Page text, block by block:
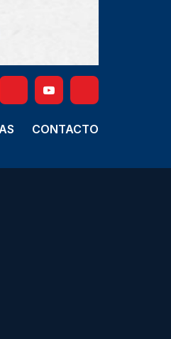
CONTACTO